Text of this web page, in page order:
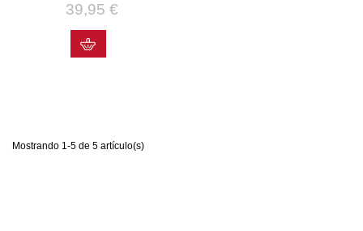
Precio
39,95 €
Mostrando 1-5 de 5 artículo(s)